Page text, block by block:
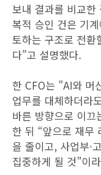
보내 결과를 비교한
복적 승인 건은 기
토하는 구조로 전환
다”고 설명했다.
한 CFO는 "AI와 머
업무를 대체하더라
바른 방향으로 이
한 뒤 “앞으로 재무
을 줄이고, 사업부·
집중하게 될 것”이